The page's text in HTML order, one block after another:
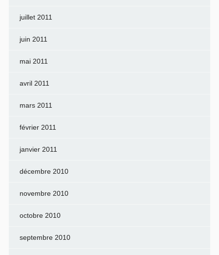
juillet 2011
juin 2011
mai 2011
avril 2011
mars 2011
février 2011
janvier 2011
décembre 2010
novembre 2010
octobre 2010
septembre 2010